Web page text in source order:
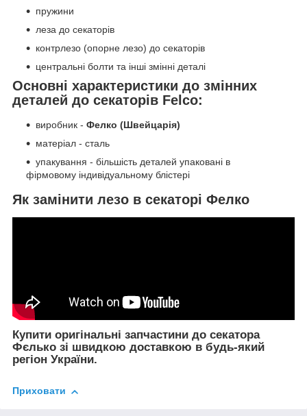
пружини
леза до секаторів
контрлезо (опорне лезо) до секаторів
центральні болти та інші змінні деталі
Основні характеристики до змінних
деталей до секаторів Felco:
виробник - Фелко (Швейцарія)
матеріал - сталь
упакування - більшість деталей упаковані в
фірмовому індивідуальному блістері
Як замінити лезо в секаторі Фелко
Купити оригінальні запчастини до секатора
Фєлько зі швидкою доставкою в будь-який
регіон України.
Приховати